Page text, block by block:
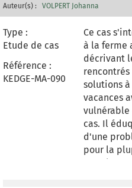
marque.
plongés
stagiaire,
veille sur
musique.
leur
(textes,
presse,
renforcer
dans un
Auteur(s) : VOLPERT Johanna
Type :
Etude de cas
Référence :
KEDGE-MA-090
Ce cas
à la ferme
décrivant
solutions
vacances
cas. Il
d'une
pour la
pour les